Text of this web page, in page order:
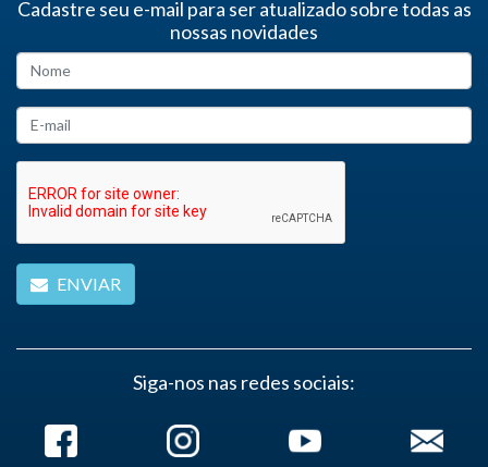
Cadastre seu e-mail para ser atualizado sobre todas as
nossas novidades
ENVIAR
Siga-nos nas redes sociais: